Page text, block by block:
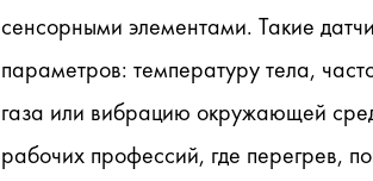
сенсорными элементами. Такие
параметров: температуру тела,
газа или вибрацию окружающей
рабочих профессий, где перегрев,